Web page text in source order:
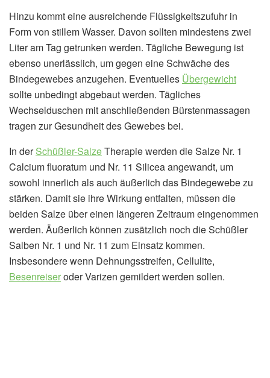
Hinzu kommt eine ausreichende Flüssigkeitszufuhr in
Form von stillem Wasser. Davon sollten mindestens zwei
Liter am Tag getrunken werden. Tägliche Bewegung ist
ebenso unerlässlich, um gegen eine Schwäche des
Bindegewebes anzugehen. Eventuelles Übergewicht
sollte unbedingt abgebaut werden. Tägliches
Wechselduschen mit anschließenden Bürstenmassagen
tragen zur Gesundheit des Gewebes bei.
In derSchüßler-SalzeTherapie werden die Salze Nr. 1
Calcium fluoratum und Nr. 11 Silicea angewandt, um
sowohl innerlich als auch äußerlich das Bindegewebe zu
stärken. Damit sie ihre Wirkung entfalten, müssen die
beiden Salze über einen längeren Zeitraum eingenommen
werden. Äußerlich können zusätzlich noch die Schüßler
Salben Nr. 1 und Nr. 11 zum Einsatz kommen.
Insbesondere wenn Dehnungsstreifen, Cellulite,
Besenreiseroder Varizen gemildert werden sollen.